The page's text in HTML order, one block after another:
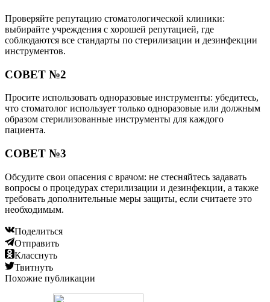
Проверяйте репутацию стоматологической клиники:
выбирайте учреждения с хорошей репутацией, где
соблюдаются все стандарты по стерилизации и дезинфекции
инструментов.
СОВЕТ №2
Просите использовать одноразовые инструменты: убедитесь,
что стоматолог использует только одноразовые или должным
образом стерилизованные инструменты для каждого
пациента.
СОВЕТ №3
Обсудите свои опасения с врачом: не стесняйтесь задавать
вопросы о процедурах стерилизации и дезинфекции, а также
требовать дополнительные меры защиты, если считаете это
необходимым.
Поделиться
Отправить
Класснуть
Твитнуть
Похожие публикации